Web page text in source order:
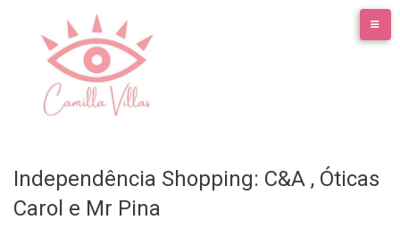
conteúdo
Independência Shopping: C&A , Óticas
Carol e Mr Pina